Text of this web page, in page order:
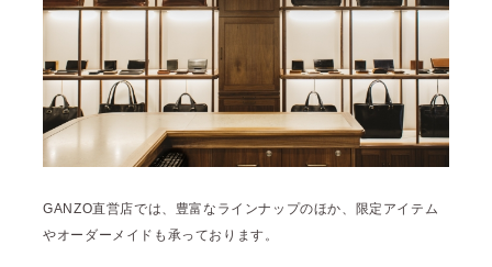
GANZO直営店では、豊富なラインナップのほか、限定アイテム
やオーダーメイドも承っております。